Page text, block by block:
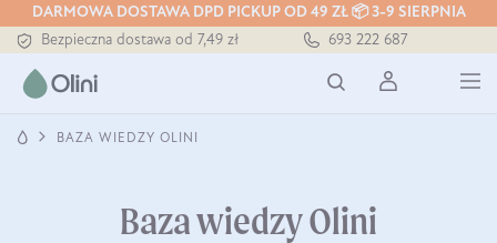
DARMOWA DOSTAWA DPD PICKUP OD 49 ZŁ 📦 3-9 SIERPNIA
Bezpieczna dostawa od 7,49 zł
Darmowa dostawa od 199 zł
693 222 687
BAZA WIEDZY OLINI
Baza wiedzy Olini